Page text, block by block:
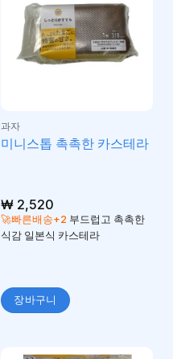
과자
미니스톱 촉촉한 카스테라
₩2,520
🚀빠른배송+2부드럽고 촉촉한
식감 일본식 카스테라
장바구니